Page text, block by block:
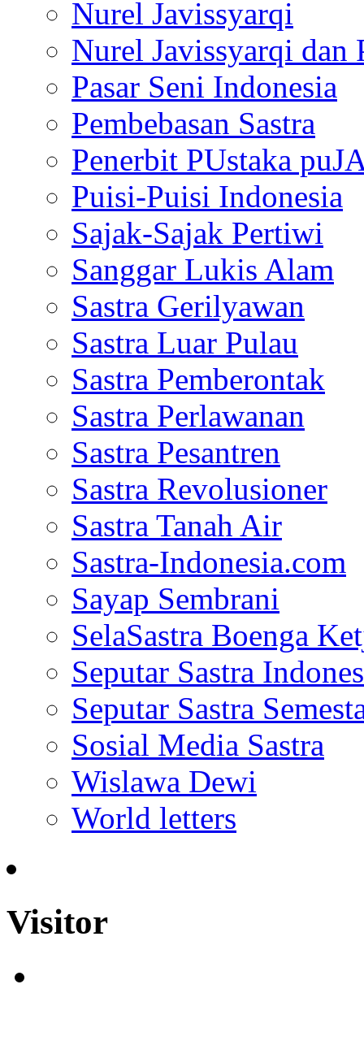
Nurel Javissyarqi
Nurel Javissyarqi dan
Pasar Seni Indonesia
Pembebasan Sastra
Penerbit PUstaka
Puisi-Puisi Indonesia
Sajak-Sajak Pertiwi
Sanggar Lukis Alam
Sastra Gerilyawan
Sastra Luar Pulau
Sastra Pemberontak
Sastra Perlawanan
Sastra Pesantren
Sastra Revolusioner
Sastra Tanah Air
Sastra-Indonesia.com
Sayap Sembrani
SelaSastra Boenga
Seputar Sastra
Seputar Sastra
Sosial Media Sastra
Wislawa Dewi
World letters
Visitor